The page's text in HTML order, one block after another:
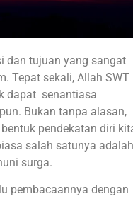
dan tujuan yang sangat
Tepat sekali, Allah SWT
dapat senantiasa
Bukan tanpa alasan,
pendekatan diri
salah satunya adalah
surga.
pembacaannya dengan